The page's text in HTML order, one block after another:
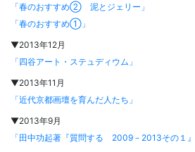
「春のおすすめ② 泥とジェリー」
「春のおすすめ①」
▼2013年12月
「四谷アート・ステュディウム」
▼2013年11月
「近代京都画壇を育んだ人たち」
▼2013年9月
「田中功起著『質問する 2009－2013その１』